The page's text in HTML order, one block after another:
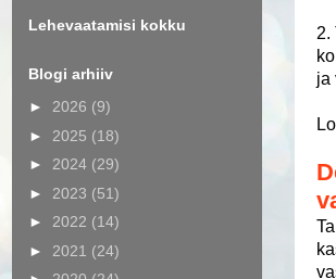
2.
ja
Lehevaatamisi kokku
Blogi arhiiv
► 2026 (9)
► 2025 (18)
► 2024 (29)
► 2023 (51)
► 2022 (14)
► 2021 (24)